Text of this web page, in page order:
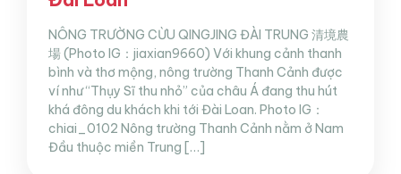
NÔNG TRƯỜNG CỪU QINGJING ĐÀI TRUNG 清境農
場 (Photo IG：jiaxian9660) Với khung cảnh thanh
bình và thơ mộng, nông trường Thanh Cảnh được
ví như “Thụy Sĩ thu nhỏ” của châu Á đang thu hút
khá đông du khách khi tới Đài Loan. Photo IG：
chiai_0102 Nông trường Thanh Cảnh nằm ở Nam
Đầu thuộc miền Trung […]